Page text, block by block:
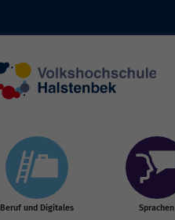
Beruf und Digitales Sprachen